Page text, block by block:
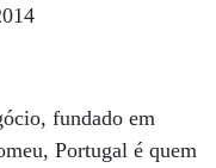
fundado em
Portugal é quem